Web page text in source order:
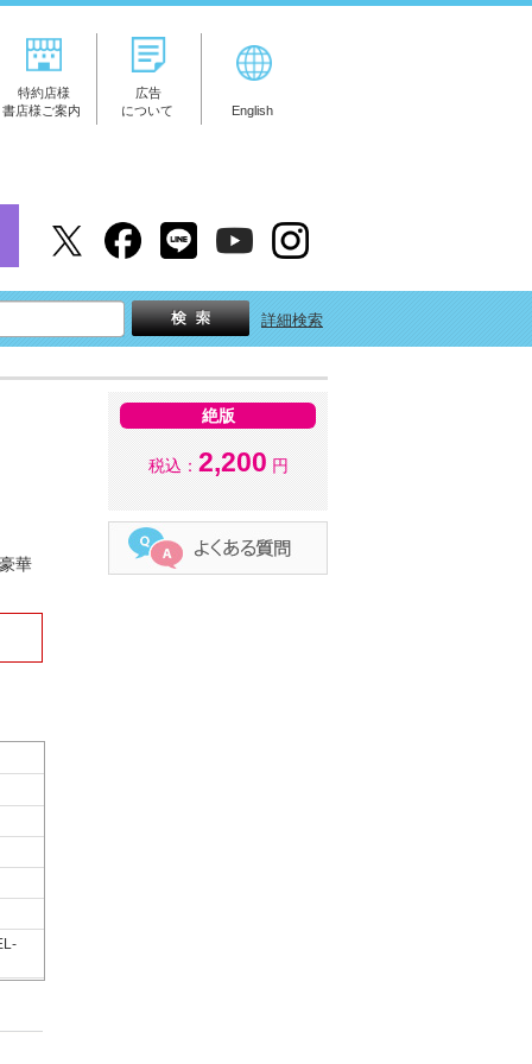
特約店様
書店様ご案内
広告
について
English
詳細検索
華
絶版
税込： 2,200 円